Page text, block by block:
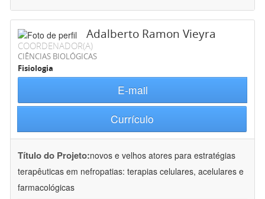
Adalberto Ramon Vieyra
COORDENADOR(A)
CIÊNCIAS BIOLÓGICAS
Fisiologia
E-mail
Currículo
Título do Projeto:novos e velhos atores para estratégias
terapêuticas em nefropatias: terapias celulares, acelulares e
farmacológicas